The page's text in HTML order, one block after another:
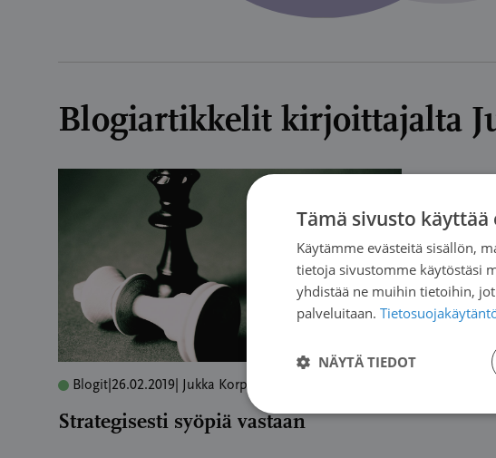
Blogiartikkelit kirjoittajalta
Blogit 26.02.2019 | Jukka Korpela
Strategisesti syöpiä vastaan
Tämä sivusto käyttää
Käytämme evästeitä sisällön,
tietoja sivustomme käytöstäsi
yhdistää ne muihin tietoihin,
palveluitaan.
NÄYTÄ TIEDOT